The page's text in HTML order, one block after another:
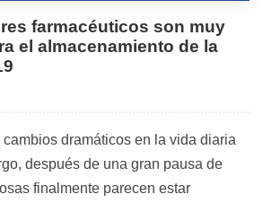
farmacéuticos son muy
el almacenamiento de la
dramáticos en la vida diaria
después de una gran pausa de
finalmente parecen estar